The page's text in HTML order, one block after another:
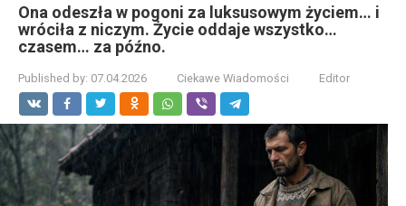
Ona odeszła w pogoni za luksusowym życiem… i
wróciła z niczym. Życie oddaje wszystko…
czasem… za późno.
Published by: 07.04.2026 Ciekawe Wiadomości Editor